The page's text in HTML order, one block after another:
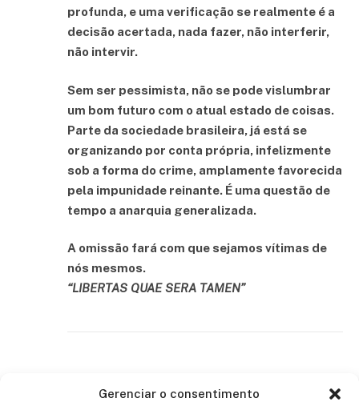
Gerenciar o consentimento
profunda, e uma verificação se realmente é a
decisão acertada, nada fazer, não interferir,
não intervir.
Sem ser pessimista, não se pode vislumbrar
um bom futuro com o atual estado de coisas.
Parte da sociedade brasileira, já está se
organizando por conta própria, infelizmente
sob a forma do crime, amplamente favorecida
pela impunidade reinante. É uma questão de
tempo a anarquia generalizada.
A omissão fará com que sejamos vítimas de
nós mesmos.
“LIBERTAS QUAE SERA TAMEN”